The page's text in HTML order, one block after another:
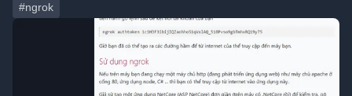
#ngrok